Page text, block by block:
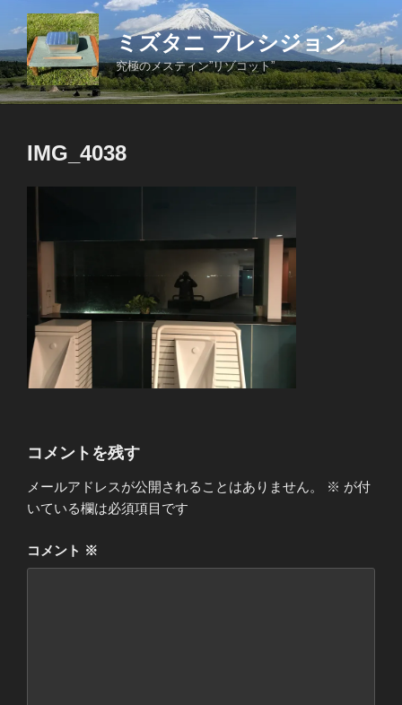
ン
テ
ン
ツ
ミズタニ プレシジョン
究極のメスティン”リゾコット”
IMG_4038
コメントを残す
メールアドレスが公開されることはありません。 ※ が付
いている欄は必須項目です
コメント ※